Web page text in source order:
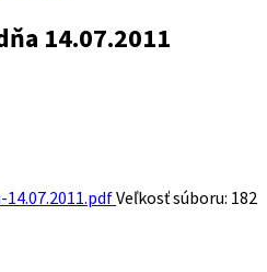
14.07.2011
Veľkosť súboru: 182